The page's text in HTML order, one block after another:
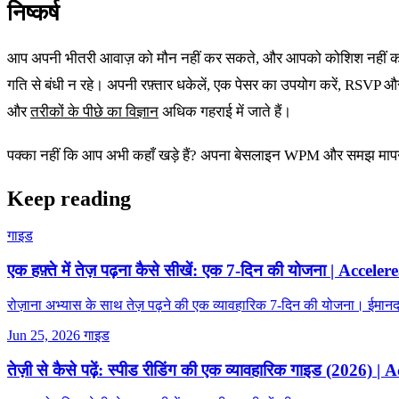
निष्कर्ष
आप अपनी भीतरी आवाज़ को मौन नहीं कर सकते, और आपको कोशिश नहीं
गति से बंधी न रहे। अपनी रफ़्तार धकेलें, एक पेसर का उपयोग करें,
औरतरीकों के पीछे का विज्ञान अधिक गहराई में जाते हैं।
पक्का नहीं कि आप अभी कहाँ खड़े हैं? अपना बेसलाइन WPM और समझ
Keep reading
गाइड
एक हफ़्ते में तेज़ पढ़ना कैसे सीखें: एक 7-दिन की योजना |
रोज़ाना अभ्यास के साथ तेज़ पढ़ने की एक व्यावहारिक 7-दिन की योजना।
Jun 25, 2026 गाइड
तेज़ी से कैसे पढ़ें: स्पीड रीडिंग की एक व्यावहारिक गाइड (2026) |